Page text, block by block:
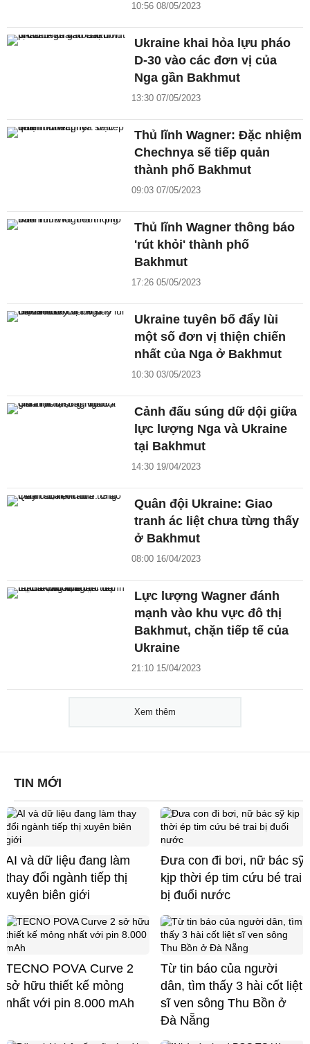
10:56 08/05/2023
Ukraine khai hỏa lựu pháo
D-30 vào các đơn vị của
Nga gần Bakhmut
13:30 07/05/2023
Thủ lĩnh Wagner: Đặc nhiệm
Chechnya sẽ tiếp quản
thành phố Bakhmut
09:03 07/05/2023
Thủ lĩnh Wagner thông báo
'rút khỏi' thành phố
Bakhmut
17:26 05/05/2023
Ukraine tuyên bố đẩy lùi
một số đơn vị thiện chiến
nhất của Nga ở Bakhmut
10:30 03/05/2023
Cảnh đấu súng dữ dội giữa
lực lượng Nga và Ukraine
tại Bakhmut
14:30 19/04/2023
Quân đội Ukraine: Giao
tranh ác liệt chưa từng thấy
ở Bakhmut
08:00 16/04/2023
Lực lượng Wagner đánh
mạnh vào khu vực đô thị
Bakhmut, chặn tiếp tế của
Ukraine
21:10 15/04/2023
Xem thêm
TIN MỚI
AI và dữ liệu đang làm
thay đổi ngành tiếp thị
xuyên biên giới
Đưa con đi bơi, nữ bác sỹ
kịp thời ép tim cứu bé trai
bị đuối nước
TECNO POVA Curve 2
sở hữu thiết kế mỏng
nhất với pin 8.000 mAh
Từ tin báo của người
dân, tìm thấy 3 hài cốt liệt
sĩ ven sông Thu Bồn ở
Đà Nẵng